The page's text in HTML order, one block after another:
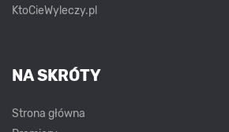
KtoCieWyleczy.pl
NA SKRÓTY
Strona główna